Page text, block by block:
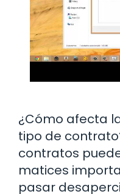
¿Cómo afecta
tipo de
contratos
matices
pasar